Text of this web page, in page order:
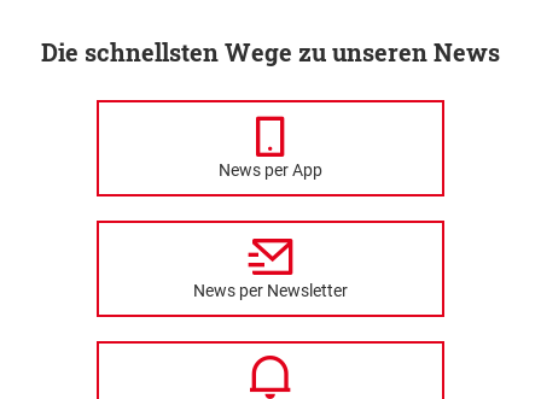
Die schnellsten Wege zu unseren News
News per App
News per Newsletter